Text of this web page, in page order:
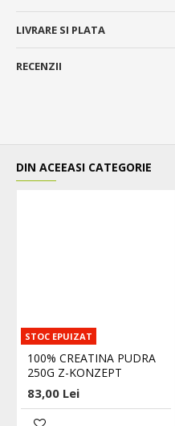
LIVRARE SI PLATA
RECENZII
DIN ACEEASI CATEGORIE
STOC EPUIZAT
100% CREATINA PUDRA
250G Z-KONZEPT
83,00 Lei